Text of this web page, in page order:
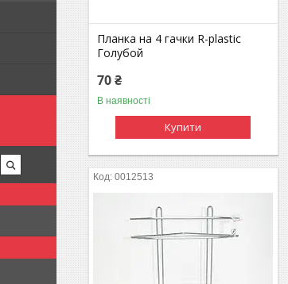
Планка на 4 гачки R-plastic
Голубой
70 ₴
В наявності
Купити
0012513